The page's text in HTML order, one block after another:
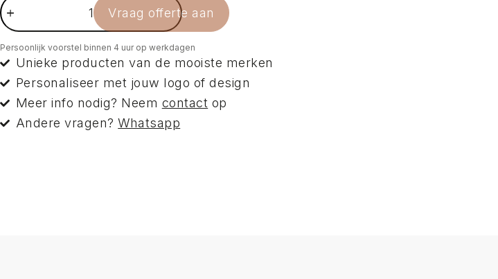
Vraag offerte aan
Persoonlijk voorstel binnen 4 uur op werkdagen
Unieke producten van de mooiste merken
Personaliseer met jouw logo of design
Meer info nodig? Neem contact op
Andere vragen?Whatsapp